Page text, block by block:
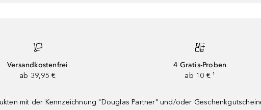
Versandkostenfrei
ab 39,95 €
4 Gratis-Proben
ab 10 € ¹
mit der Kennzeichnung "Douglas Partner" und/oder